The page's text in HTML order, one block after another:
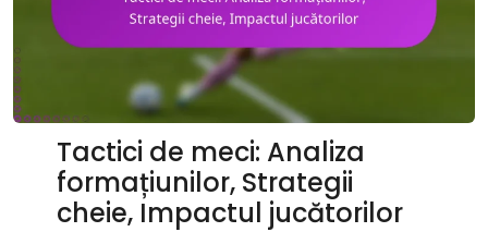
Tactici de meci: Analiza
formațiunilor, Strategii
cheie, Impactul jucătorilor